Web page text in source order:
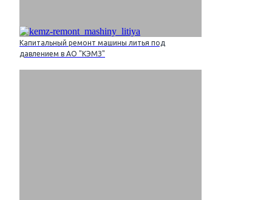
Капитальный ремонт машины литья под
давлением в АО "КЭМЗ"